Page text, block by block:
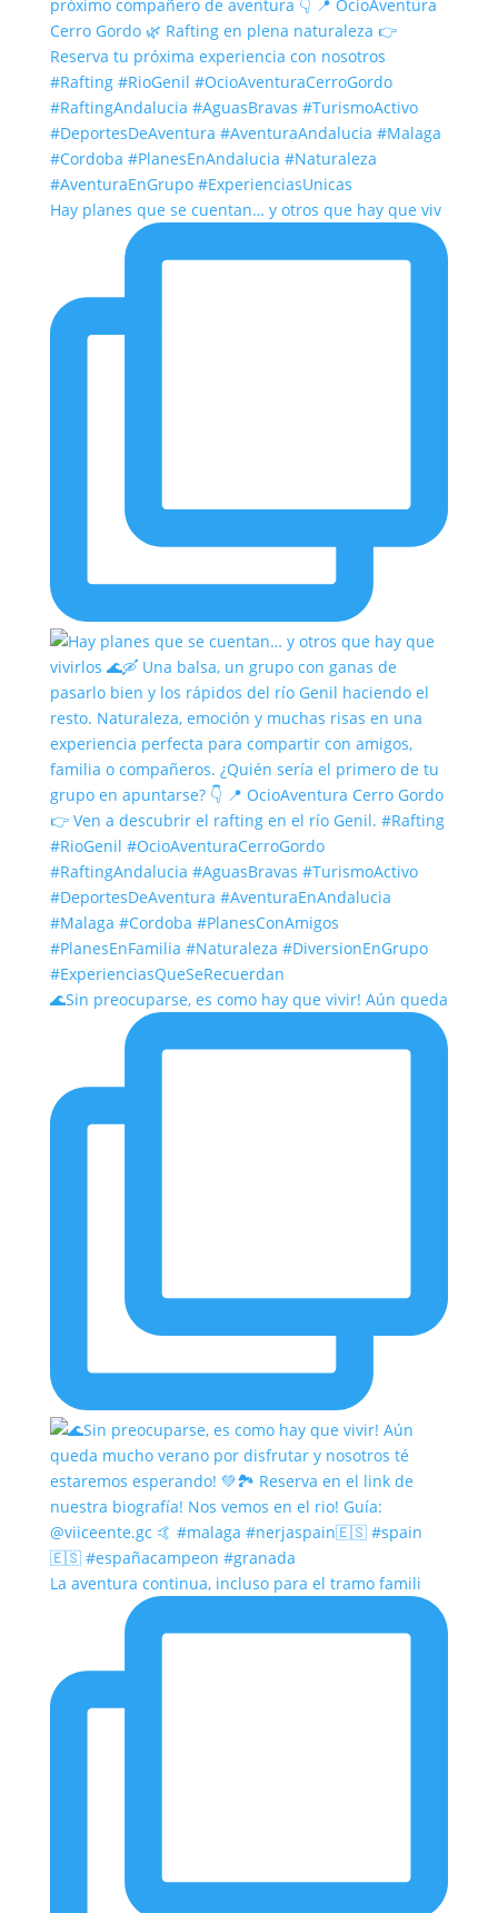
Hay planes que se cuentan… y otros que hay que viv
🌊Sin preocuparse, es como hay que vivir! Aún queda
La aventura continua, incluso para el tramo famili